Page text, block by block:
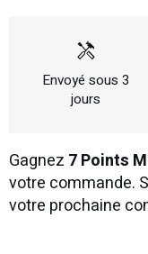
handyman
Envoyé sous 3
jours
Gagnez 7 Points
votre commande.
votre prochaine